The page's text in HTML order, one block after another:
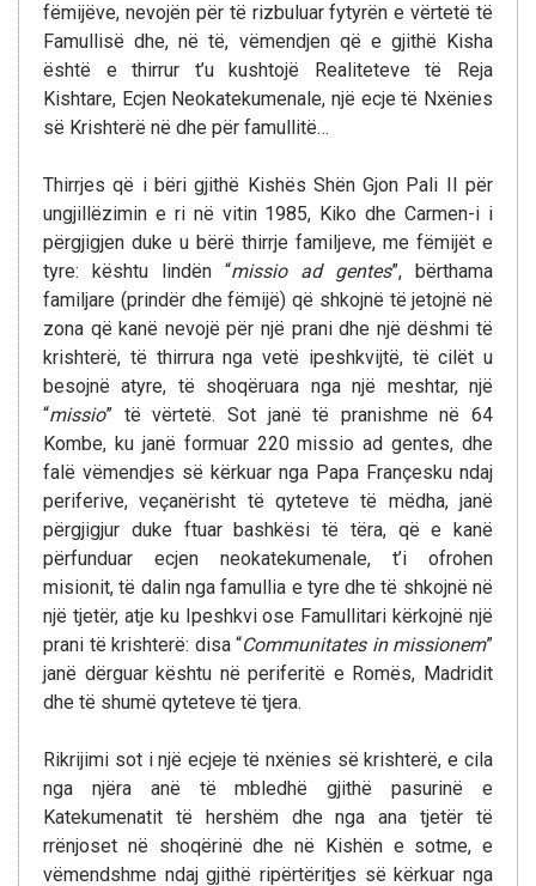
fëmijëve, nevojën për të rizbuluar fytyrën e vërtetë të
Famullisë dhe, në të, vëmendjen që e gjithë Kisha
është e thirrur t’u kushtojë Realiteteve të Reja
Kishtare, Ecjen Neokatekumenale, një ecje të Nxënies
së Krishterë në dhe për famullitë…
Thirrjes që i bëri gjithë Kishës Shën Gjon Pali II për
ungjillëzimin e ri në vitin 1985, Kiko dhe Carmen-i i
përgjigjen duke u bërë thirrje familjeve, me fëmijët e
tyre: kështu lindën “missio ad gentes”, bërthama
familjare (prindër dhe fëmijë) që shkojnë të jetojnë në
zona që kanë nevojë për një prani dhe një dëshmi të
krishterë, të thirrura nga vetë ipeshkvijtë, të cilët u
besojnë atyre, të shoqëruara nga një meshtar, një
“missio” të vërtetë. Sot janë të pranishme në 64
Kombe, ku janë formuar 220 missio ad gentes, dhe
falë vëmendjes së kërkuar nga Papa Françesku ndaj
periferive, veçanërisht të qyteteve të mëdha, janë
përgjigjur duke ftuar bashkësi të tëra, që e kanë
përfunduar ecjen neokatekumenale, t’i ofrohen
misionit, të dalin nga famullia e tyre dhe të shkojnë në
një tjetër, atje ku Ipeshkvi ose Famullitari kërkojnë një
prani të krishterë: disa “Communitates in missionem”
janë dërguar kështu në periferitë e Romës, Madridit
dhe të shumë qyteteve të tjera.
Rikrijimi sot i një ecjeje të nxënies së krishterë, e cila
nga njëra anë të mbledhë gjithë pasurinë e
Katekumenatit të hershëm dhe nga ana tjetër të
rrënjoset në shoqërinë dhe në Kishën e sotme, e
vëmendshme ndaj gjithë ripërtëritjes së kërkuar nga